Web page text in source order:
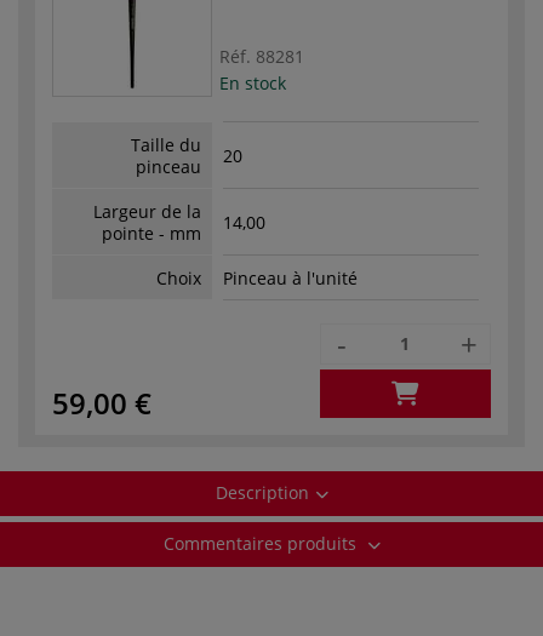
Réf. 88281
En stock
Taille du
pinceau
20
Largeur de la
pointe - mm
14,00
Choix Pinceau à l'unité
59,00 €
- +
Description
Commentaires produits